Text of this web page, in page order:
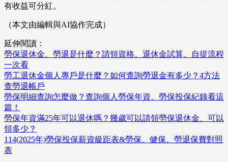
有收益可分紅。
（本文由編輯與AI協作完成）
延伸閱讀：
勞保退休金、勞退是什麼？請領資格、退休金試算、自提流程
一次看
勞工退休金個人專戶是什麼？如何查詢勞退金有多少？4方法
查勞退帳戶
勞保明細查詢怎麼做？查詢個人勞保年資、勞保投保紀錄看這
篇！
勞保年資滿25年可以退休嗎？幾歲可以請領勞保退休金、可以
領多少？
114(2025年)勞保投保薪資級距表&勞保、健保、勞退保費對照
表